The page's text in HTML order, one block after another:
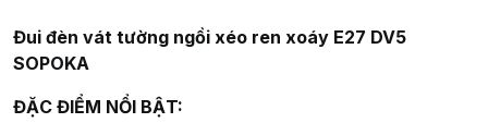
Đui đèn vát tường ngồi xéo ren xoáy E27 DV5
SOPOKA
ĐẶC ĐIỂM NỔI BẬT: